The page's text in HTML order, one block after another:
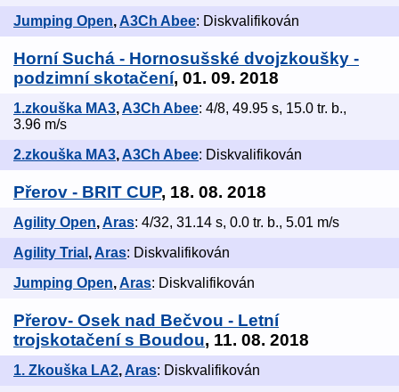
Jumping Open, A3Ch Abee: Diskvalifikován
Horní Suchá - Hornosušské dvojzkoušky -
podzimní skotačení, 01. 09. 2018
1.zkouška MA3,A3Ch Abee: 4/8, 49.95 s, 15.0 tr. b.,
3.96 m/s
2.zkouška MA3, A3Ch Abee: Diskvalifikován
Přerov - BRIT CUP, 18. 08. 2018
Agility Open,Aras: 4/32, 31.14 s, 0.0 tr. b., 5.01 m/s
Agility Trial , Aras: Diskvalifikován
Jumping Open,Aras: Diskvalifikován
Přerov- Osek nad Bečvou - Letní
trojskotačení s Boudou, 11. 08. 2018
1. Zkouška LA2, Aras: Diskvalifikován